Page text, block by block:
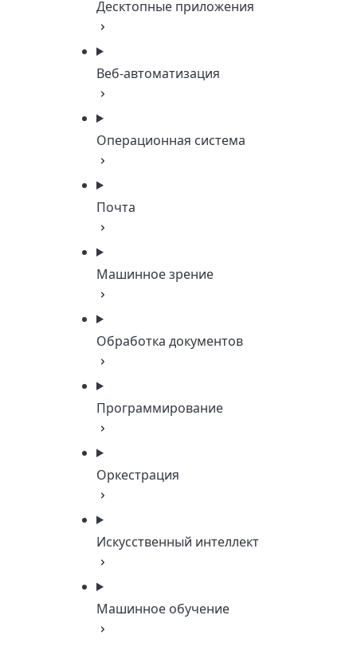
Десктопные приложения
Веб-автоматизация
Операционная система
Почта
Машинное зрение
Обработка документов
Программирование
Оркестрация
Искусственный интеллект
Машинное обучение